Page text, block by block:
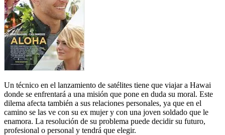
Un técnico en el lanzamiento de satélites tiene que viajar a Hawai
donde se enfrentará a una misión que pone en duda su moral. Este
dilema afecta también a sus relaciones personales, ya que en el
camino se las ve con su ex mujer y con una joven soldado que le
enamora. La resolución de su problema puede decidir su futuro,
profesional o personal y tendrá que elegir.